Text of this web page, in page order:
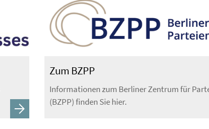
Zum BZPP
Informationen zum Berliner Zentrum für
(BZPP) finden Sie hier.